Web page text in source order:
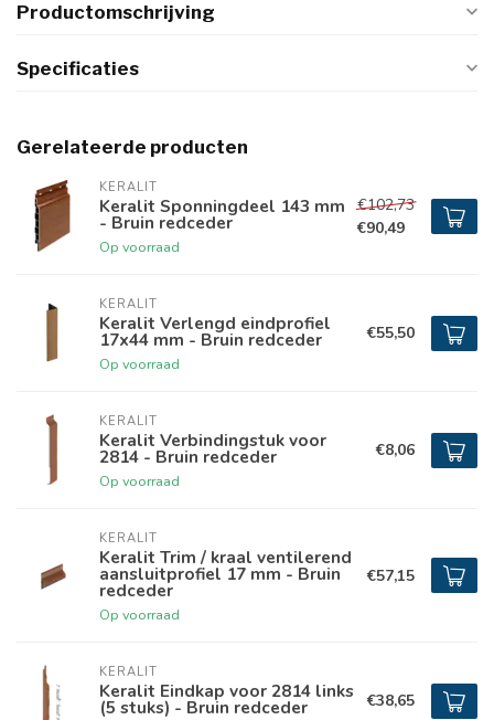
Productomschrijving
Specificaties
Gerelateerde producten
KERALIT
Keralit Sponningdeel 143 mm
- Bruin redceder
Op voorraad
€102,73
€90,49
KERALIT
Keralit Verlengd eindprofiel
17x44 mm - Bruin redceder
Op voorraad
€55,50
KERALIT
Keralit Verbindingstuk voor
2814 - Bruin redceder
Op voorraad
€8,06
KERALIT
Keralit Trim / kraal ventilerend
aansluitprofiel 17 mm - Bruin
redceder
Op voorraad
€57,15
KERALIT
Keralit Eindkap voor 2814 links
(5 stuks) - Bruin redceder €38,65